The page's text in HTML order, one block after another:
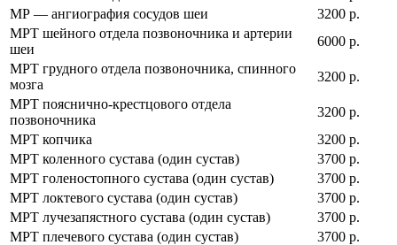
МР — ангиография сосудов шеи
3200 р.
МРТ шейного отдела позвоночника и артерии
шеи
6000 р.
МРТ грудного отдела позвоночника, спинного
мозга
3200 р.
МРТ пояснично-крестцового отдела
позвоночника
3200 р.
МРТ копчика
3200 р.
МРТ коленного сустава (один сустав)
3700 р.
МРТ голеностопного сустава (один сустав)
3700 р.
МРТ локтевого сустава (один сустав)
3700 р.
МРТ лучезапястного сустава (один сустав)
3700 р.
МРТ плечевого сустава (один сустав)
3700 р.